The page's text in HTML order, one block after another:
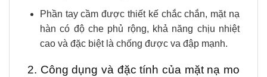
Phần tay cầm được thiết kế chắc chắn, mặt nạ
hàn có độ che phủ rộng, khả năng chịu nhiệt
cao và đặc biệt là chống được va đập mạnh.
2. Công dụng và đặc tính của mặt nạ mo